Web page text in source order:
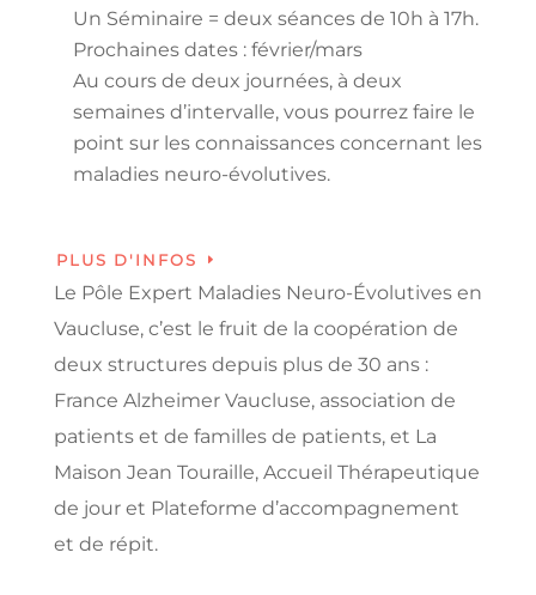
Un Séminaire = deux séances de 10h à 17h.
Prochaines dates : février/mars
Au cours de deux journées, à deux
semaines d’intervalle, vous pourrez faire le
point sur les connaissances concernant les
maladies neuro-évolutives.
PLUS D'INFOS
Le Pôle Expert Maladies Neuro-Évolutives en
Vaucluse, c’est le fruit de la coopération de
deux structures depuis plus de 30 ans :
France Alzheimer Vaucluse, association de
patients et de familles de patients, et La
Maison Jean Touraille, Accueil Thérapeutique
de jour et Plateforme d’accompagnement
et de répit.